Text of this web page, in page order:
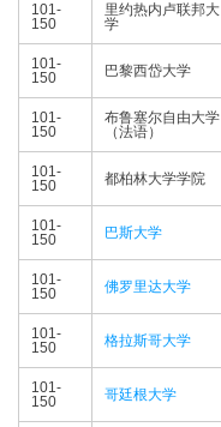
101-
150
里约热内卢联邦大
学
101-
150
巴黎西岱大学
101-
150
布鲁塞尔自由大学
（法语）
101-
150
都柏林大学学院
101-
150
巴斯大学
101-
150
佛罗里达大学
101-
150
格拉斯哥大学
101-
150
哥廷根大学